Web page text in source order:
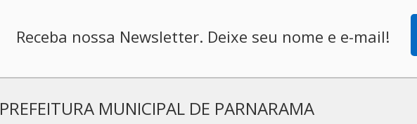
Receba nossa Newsletter. Deixe seu nome e e-mail!
PREFEITURA MUNICIPAL DE PARNARAMA